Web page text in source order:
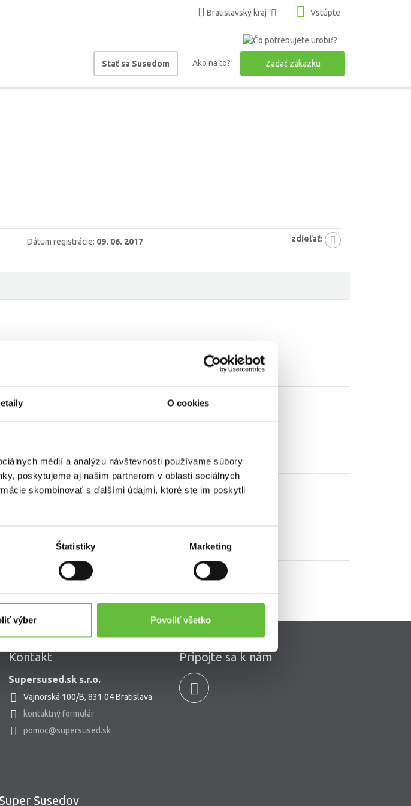
O cookies
médií a analýzu návštevnosti používame súbory
poskytujeme aj našim partnerom v oblasti sociálnych
skombinovať s ďalšími údajmi, ktoré ste im poskytli
Štatistiky Marketing
výber Povoliť všetko
Bratislavský kraj Vstúpte
Stať sa Susedom Ako na to? Zadať zákazku
Dátum registrácie: 09. 06. 2017 zdieľať:
Kontakt
Supersused.sk s.r.o.
Vajnorská 100/B, 831 04 Bratislava
kontaktný formulár
pomoc@supersused.sk
Susedov
Pripojte sa k nám